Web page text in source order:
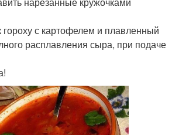
гороху с картофелем и плавленный
расплавления сыра, при подаче